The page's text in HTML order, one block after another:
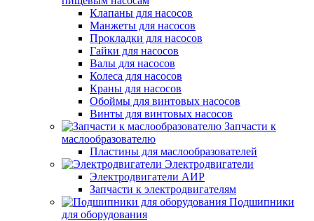
Клапаны для насосов
Манжеты для насосов
Прокладки для насосов
Гайки для насосов
Валы для насосов
Колеса для насосов
Краны для насосов
Обоймы для винтовых насосов
Винты для винтовых насосов
Запчасти к
маслообразователю
Пластины для маслообразователей
Электродвигатели
Электродвигатели АИР
Запчасти к электродвигателям
Подшипники
для оборудования